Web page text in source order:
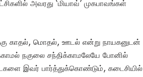
அவரது ‘மியாவ்’ முகபாவங்கள்
காதல், மொதல், ஊடல் என்று நாயகனுடன்
நகுலை சந்திக்காமலேயே போனில்
இவர் பார்த்துக்கொண்டும், கடைசியில்